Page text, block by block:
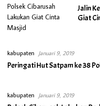
Jalin
Giat
kabupaten Januari 9, 2019
Peringati Hut Satpam ke 38
kabupaten Januari 9, 2019